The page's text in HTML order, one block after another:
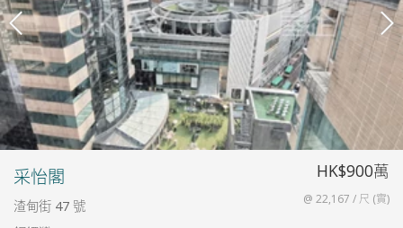
采怡閣
渣甸街 47 號
HK$900萬
@ 22,167 / 尺 (實)